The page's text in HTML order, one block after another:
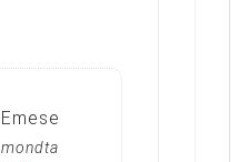
Emese
mondta